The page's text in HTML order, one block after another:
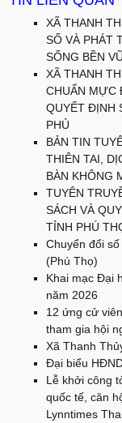
XÃ THANH
SỐ VÀ PHÁT
SỐNG BỀN
XÃ THANH
CHUẨN MỰC
QUYẾT ĐỊNH
PHỦ
BẢN TIN
THIÊN TAI,
BÀN KHÔNG
TUYÊN
SÁCH VÀ
TỈNH PHÚ
Chuyển đổi
(Phú Thọ)
Khai mạc Đại
năm 2026
12 ứng cử
tham gia hội
Xã Thanh
Đại biểu
Lễ khởi công
quốc tế, căn
Lynntimes